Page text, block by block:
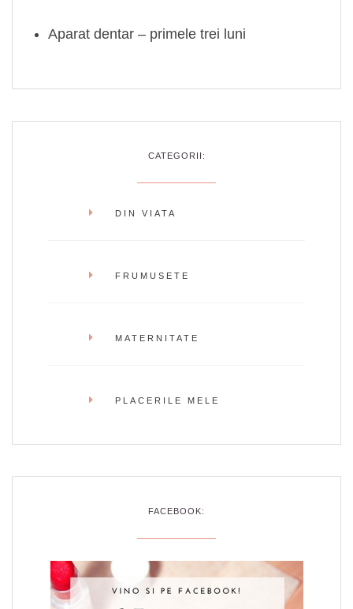
Aparat dentar – primele trei luni
CATEGORII:
DIN VIATA
FRUMUSETE
MATERNITATE
PLACERILE MELE
FACEBOOK: